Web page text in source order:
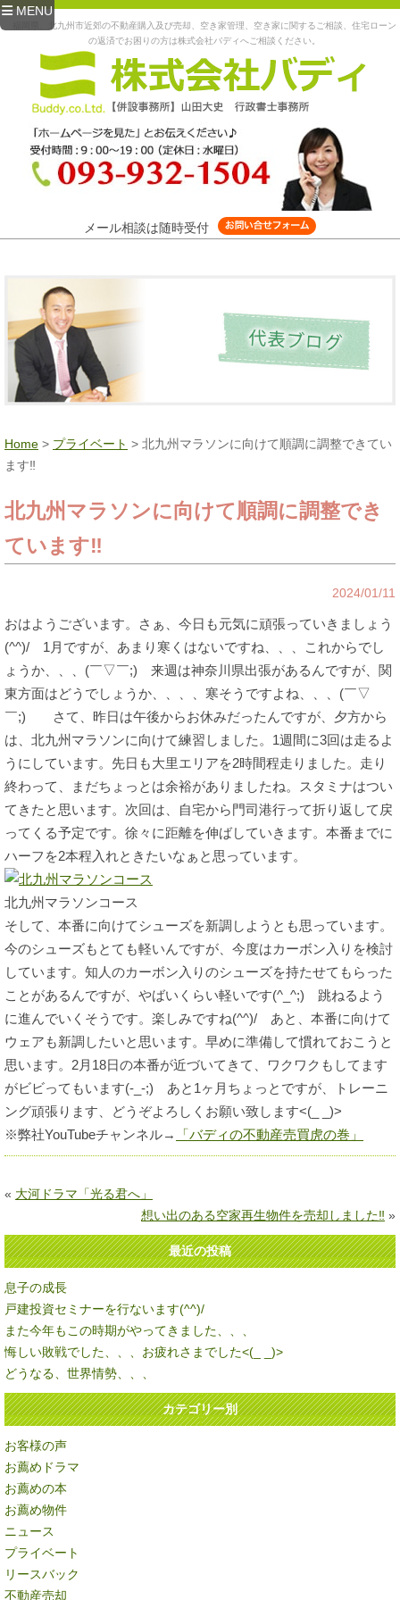
MENU
福岡県、北九州市近郊の不動産購入及び売却、空き家管理、空き家に関するご相談、住宅ローン
の返済でお困りの方は株式会社バディへご相談ください。
メール相談は随時受付
Home > プライベート > 北九州マラソンに向けて順調に調整できてい
ます‼
北九州マラソンに向けて順調に調整でき
ています‼
2024/01/11
おはようございます。さぁ、今日も元気に頑張っていきましょう
(^^)/ 1月ですが、あまり寒くはないですね、、、これからでし
ょうか、、、(￣▽￣;) 来週は神奈川県出張があるんですが、関
東方面はどうでしょうか、、、、寒そうですよね、、、(￣▽
￣;) さて、昨日は午後からお休みだったんですが、夕方から
は、北九州マラソンに向けて練習しました。1週間に3回は走るよ
うにしています。先日も大里エリアを2時間程走りました。走り
終わって、まだちょっとは余裕がありましたね。スタミナはつい
てきたと思います。次回は、自宅から門司港行って折り返して戻
ってくる予定です。徐々に距離を伸ばしていきます。本番までに
ハーフを2本程入れときたいなぁと思っています。
北九州マラソンコース
そして、本番に向けてシューズを新調しようとも思っています。
今のシューズもとても軽いんですが、今度はカーボン入りを検討
しています。知人のカーボン入りのシューズを持たせてもらった
ことがあるんですが、やばいくらい軽いです(^_^;) 跳ねるよう
に進んでいくそうです。楽しみですね(^^)/ あと、本番に向けて
ウェアも新調したいと思います。早めに準備して慣れておこうと
思います。2月18日の本番が近づいてきて、ワクワクもしてます
がビビってもいます(-_-;) あと1ヶ月ちょっとですが、トレーニ
ング頑張ります、どうぞよろしくお願い致します<(_ _)>
※弊社YouTubeチャンネル→
「バディの不動産売買虎の巻」
« 大河ドラマ「光る君へ」
想い出のある空家再生物件を売却しました‼ »
最近の投稿
息子の成長
戸建投資セミナーを行ないます(^^)/
また今年もこの時期がやってきました、、、
悔しい敗戦でした、、、お疲れさまでした<(_ _)>
どうなる、世界情勢、、、
カテゴリー別
お客様の声
お薦めドラマ
お薦めの本
お薦め物件
ニュース
プライベート
リースバック
不動産売却